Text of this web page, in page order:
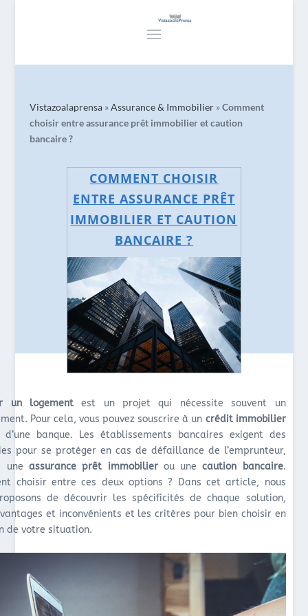
Vistazoalaprensa»Assurance & Immobilier»Comment
choisir entre assurance prêt immobilier et caution
bancaire ?
COMMENT CHOISIR
ENTRE ASSURANCE PRÊT
IMMOBILIER ET CAUTION
BANCAIRE ?
un logement est un projet qui nécessite souvent un
Pour cela, vous pouvez souscrire à un crédit immobilier
d’une banque. Les établissements bancaires exigent des
pour se protéger en cas de défaillance de l’emprunteur,
une assurance prêt immobilierou unecaution bancaire.
choisir entre ces deux options ? Dans cet article, nous
de découvrir les spécificités de chaque solution,
et inconvénients et les critères pour bien choisir en
de votre situation.